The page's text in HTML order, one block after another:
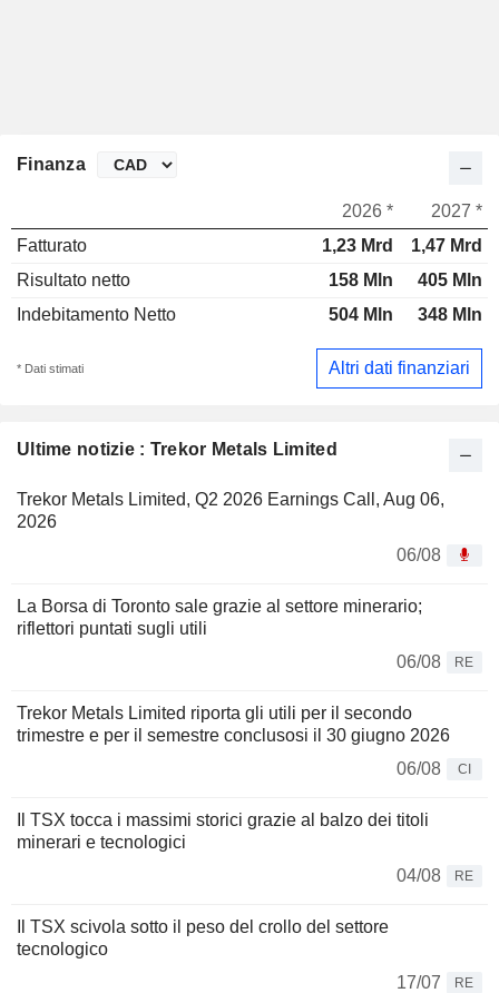
Ultime notizie : Trekor Metals Limited
Trekor Metals Limited, Q2 2026 Earnings Call, Aug 06,
2026
06/08
La Borsa di Toronto sale grazie al settore minerario;
riflettori puntati sugli utili
06/08
RE
Trekor Metals Limited riporta gli utili per il secondo
trimestre e per il semestre conclusosi il 30 giugno 2026
06/08
CI
Il TSX tocca i massimi storici grazie al balzo dei titoli
minerari e tecnologici
04/08
RE
Il TSX scivola sotto il peso del crollo del settore
tecnologico
17/07
RE
Finanza
2026 *
2027 *
Fatturato
1,23 Mrd
1,47 Mrd
Risultato netto
158 Mln
405 Mln
Indebitamento Netto
504 Mln 348 Mln
* Dati stimati Altri dati finanziari